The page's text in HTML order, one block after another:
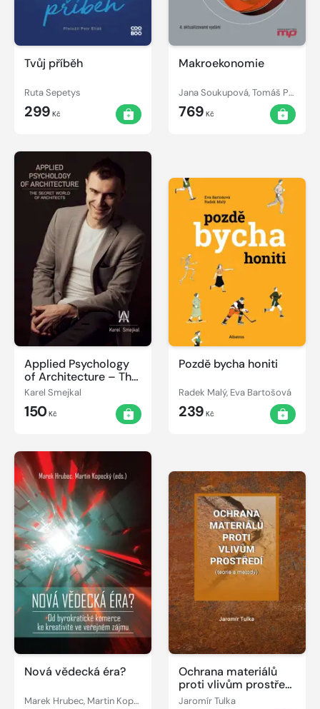
Tvůj příběh
Ruta Sepetys
299 Kč
Makroekonomie
Jana Soukupová, Tomáš Pavelka, Vít Pošta, Pavel Neset
769 Kč
Applied Psychology
of Architecture – The
Secret World of
Architects
Karel Smejkal
150Kč
Pozdě bycha honiti
Radek Malý, Eva Bartošová
239 Kč
Nová vědecká éra?
Marek Hrubec, Martin Kopecký
Ochrana materiálů
proti vlivům prostředí
(teorie a metody)
Jaromír Tulka